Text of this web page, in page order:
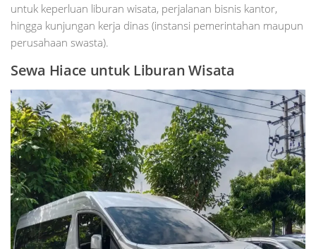
untuk keperluan liburan wisata, perjalanan bisnis kantor,
hingga kunjungan kerja dinas (instansi pemerintahan maupun
perusahaan swasta).
Sewa Hiace untuk Liburan Wisata